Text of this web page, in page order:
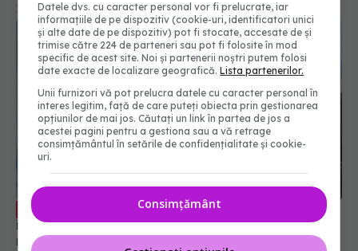
13 dec 2025, 15:27
EXCLUSIV
îl poate lua. Cum acționează nirmatrelvir și
ritonavir, substanțele din Paxlovid. Rafila: S-a
Datele dvs. cu caracter personal vor fi prelucrate, iar
informațiile de pe dispozitiv (cookie-uri, identificatori unici
și alte date de pe dispozitiv) pot fi stocate, accesate de și
trimise către 224 de parteneri sau pot fi folosite în mod
specific de acest site. Noi și partenerii noștri putem folosi
date exacte de localizare geografică.Lista partenerilor.
Unii furnizori vă pot prelucra datele cu caracter personal în
interes legitim, față de care puteți obiecta prin gestionarea
opțiunilor de mai jos. Căutați un link în partea de jos a
acestei pagini pentru a gestiona sau a vă retrage
consimțământul în setările de confidențialitate și cookie-
uri.
Consimțământ